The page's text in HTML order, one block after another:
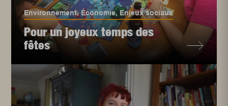
Environnement,Économie,Enjeux sociaux
Pour un joyeux temps des
fêtes